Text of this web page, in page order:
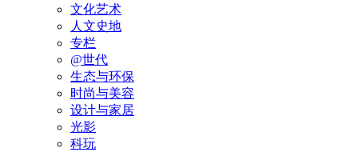
文化艺术
人文史地
专栏
@世代
生态与环保
时尚与美容
设计与家居
光影
科玩